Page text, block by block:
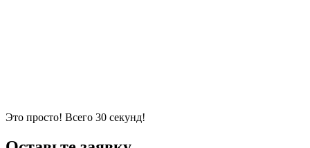
Это просто! Всего 30 секунд!